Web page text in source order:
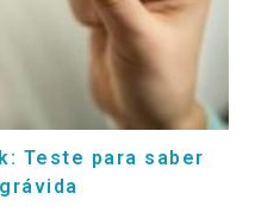
Teste para saber